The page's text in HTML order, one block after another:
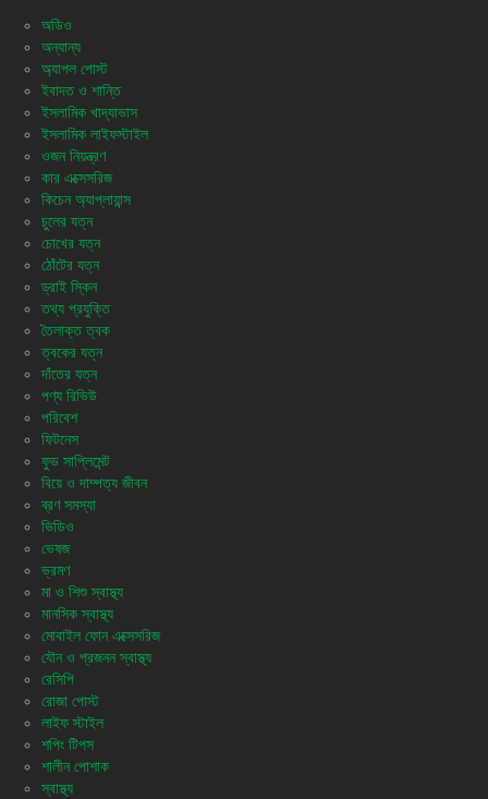
অডিও
অন্যান্য
অ্যাপল পোস্ট
ইবাদত ও শান্তি
ইসলামিক খাদ্যাভাস
ইসলামিক লাইফস্টাইল
ওজন নিয়ন্ত্রণ
কার এক্সেসরিজ
কিচেন অ্যাপ্লায়ান্স
চুলের যত্ন
চোখের যত্ন
ঠোঁটের যত্ন
ড্রাই স্কিন
তথ্য প্রযুক্তি
তৈলাক্ত ত্বক
ত্বকের যত্ন
দাঁতের যত্ন
পণ্য রিভিউ
পরিবেশ
ফিটনেস
ফুড সাপ্লিমেন্ট
বিয়ে ও দাম্পত্য জীবন
ব্রণ সমস্যা
ভিডিও
ভেষজ
ভ্রমণ
মা ও শিশু স্বাস্থ্য
মানসিক স্বাস্থ্য
মোবাইল ফোন এক্সেসরিজ
যৌন ও প্রজনন স্বাস্থ্য
রেসিপি
রোজা পোস্ট
লাইফ স্টাইল
শপিং টিপস
শালীন পোশাক
স্বাস্থ্য